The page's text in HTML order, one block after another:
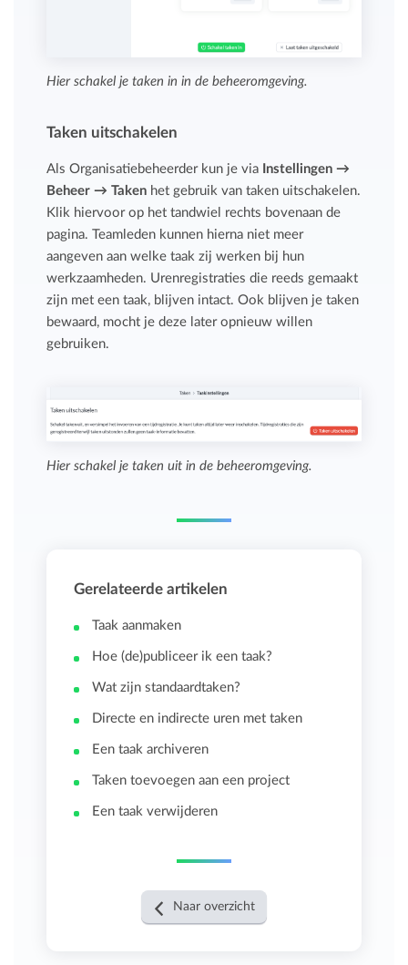
Hier schakel je taken in in de beheeromgeving.
Taken uitschakelen
Als Organisatiebeheerder kun je via Instellingen →
Beheer → Taken het gebruik van taken uitschakelen.
Klik hiervoor op het tandwiel rechts bovenaan de
pagina. Teamleden kunnen hierna niet meer
aangeven aan welke taak zij werken bij hun
werkzaamheden. Urenregistraties die reeds gemaakt
zijn met een taak, blijven intact. Ook blijven je taken
bewaard, mocht je deze later opnieuw willen
gebruiken.
Hier schakel je taken uit in de beheeromgeving.
Gerelateerde artikelen
Taak aanmaken
Hoe (de)publiceer ik een taak?
Wat zijn standaardtaken?
Directe en indirecte uren met taken
Een taak archiveren
Taken toevoegen aan een project
Een taak verwijderen
Naar overzicht